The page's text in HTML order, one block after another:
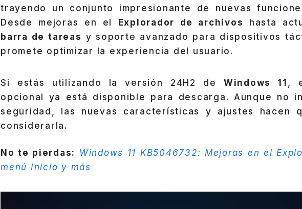
trayendo un conjunto impresionante de nuevas
Desde mejoras en el
Explorador de archivos
hasta
barra de tareas y soporte avanzado para dispositivos
promete optimizar la experiencia del usuario.
Si estás utilizando la versión 24H2 de Windows 11
,
opcional ya está disponible para descarga. Aunque no
seguridad, las nuevas características y ajustes hacen
considerarla.
No te pierdas: Windows 11 KB5046732: Mejoras en el
menú Inicio y más